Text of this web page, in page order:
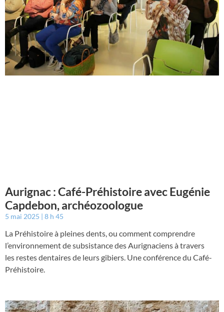
Aurignac : Café-Préhistoire avec Eugénie
Capdebon, archéozoologue
5 mai 2025 8 h 45
La Préhistoire à pleines dents, ou comment comprendre
l’environnement de subsistance des Aurignaciens à travers
les restes dentaires de leurs gibiers. Une conférence du Café-
Préhistoire.